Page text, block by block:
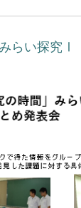
らい探究Ⅰ